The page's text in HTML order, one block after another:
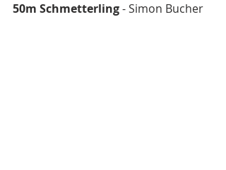
50m Schmetterling - Simon Bucher